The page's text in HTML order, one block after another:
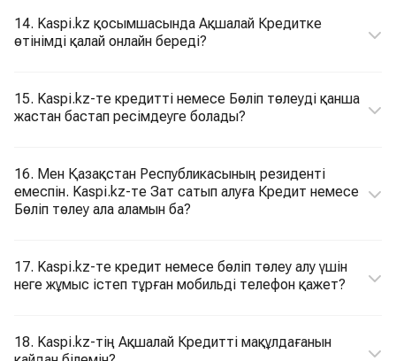
14. Kaspi.kz қосымшасында Ақшалай Кредитке
өтінімді қалай онлайн береді?
15. Kaspi.kz-те кредитті немесе Бөліп төлеуді қанша
жастан бастап ресімдеуге болады?
16. Мен Қазақстан Республикасының резиденті
емеспін. Kaspi.kz-те Зат сатып алуға Кредит немесе
Бөліп төлеу ала аламын ба?
17. Kaspi.kz-те кредит немесе бөліп төлеу алу үшін
неге жұмыс істеп тұрған мобильді телефон қажет?
18. Kaspi.kz-тің Ақшалай Кредитті мақұлдағанын